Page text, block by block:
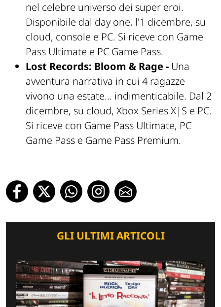
nel celebre universo dei super eroi.
Disponibile dal day one, l'1 dicembre, su
cloud, console e PC. Si riceve con Game
Pass Ultimate e PC Game Pass.
Lost Records: Bloom & Rage - Una
avventura narrativa in cui 4 ragazze
vivono una estate... indimenticabile. Dal 2
dicembre, su cloud, Xbox Series X|S e PC.
Si riceve con Game Pass Ultimate, PC
Game Pass e Game Pass Premium.
GLI ULTIMI ARTICOLI